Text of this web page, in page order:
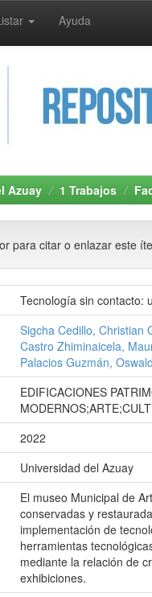
Ayuda
Azuay 1 Trabajos
para citar o enlazar este
Tecnología sin contacto:
Sigcha Cedillo, Christian
Castro Zhiminaicela,
Palacios Guzmán,
EDIFICACIONES
2022
Universidad del Azuay
El museo Municipal de
conservadas y
implementación de
herramientas
mediante la relación de
exhibiciones.